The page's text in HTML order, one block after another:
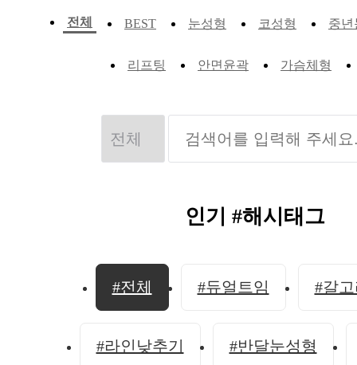
전체 BEST 눈성형 코성형 중년
리프팅 안면윤곽 가슴체형
인기 #해시태그
#전체 #듀얼트임 #갈
#라인낮추기 #반달눈성형